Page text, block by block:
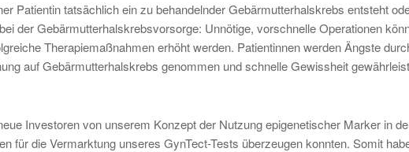
Patientin tatsächlich ein zu behandelnder Gebärmutterhalskrebs entsteht
der Gebärmutterhalskrebsvorsorge: Unnötige, vorschnelle Operationen
Therapiemaßnahmen erhöht werden. Patientinnen werden Ängste
auf Gebärmutterhalskrebs genommen und schnelle Gewissheit
Investoren von unserem Konzept der Nutzung epigenetischer Marker in
für die Vermarktung unseres GynTect-Tests überzeugen konnten. Somit